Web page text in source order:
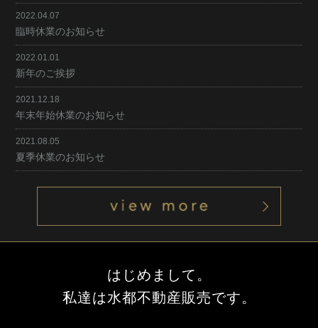
2022.04.07
臨時休業のお知らせ
2022.01.01
新年のご挨拶
2021.12.18
年末年始休業のお知らせ
2021.08.05
夏季休業のお知らせ
はじめまして。
私達は水都不動産販売です。